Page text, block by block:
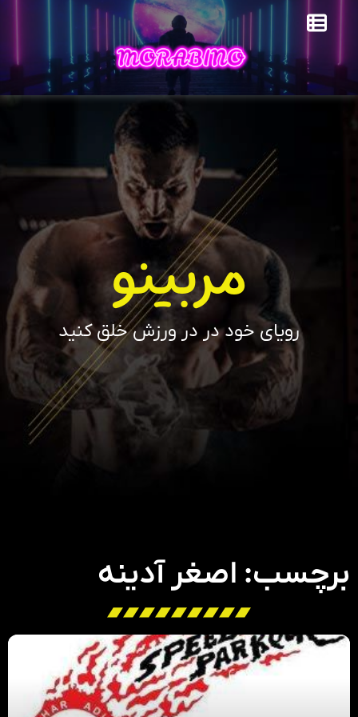
مربینو
رویای خود در در ورزش خلق کنید
برچسب: اصغر آدینه